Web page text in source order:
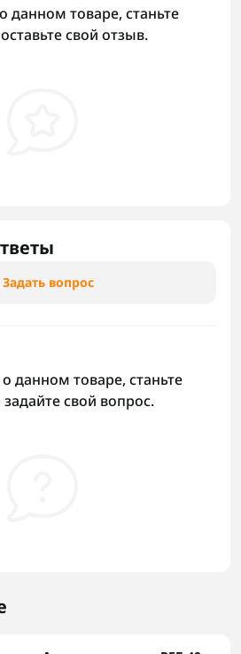
данном товаре, станьте
свой отзыв.
Задать вопрос
данном товаре, станьте
свой вопрос.